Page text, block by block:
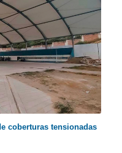
coberturas tensionadas